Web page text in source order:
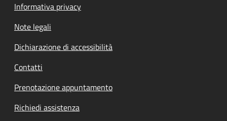
Informativa privacy
Note legali
Dichiarazione di accessibilità
Contatti
Prenotazione appuntamento
Richiedi assistenza